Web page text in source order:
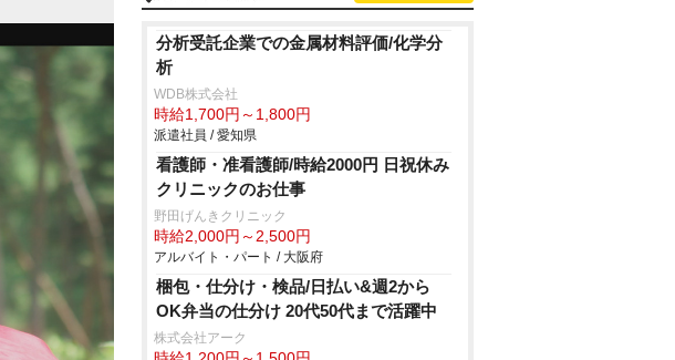
分析受託企業での金属材料評価/化学分
析
WDB株式会社
時給1,700円～1,800円
派遣社員 / 愛知県
看護師・准看護師/時給2000円 日祝休み
クリニックのお仕事
野田げんきクリニック
時給2,000円～2,500円
アルバイト・パート / 大阪府
梱包・仕分け・検品/日払い&週2から
OK弁当の仕分け 20代50代まで活躍中
株式会社アーク